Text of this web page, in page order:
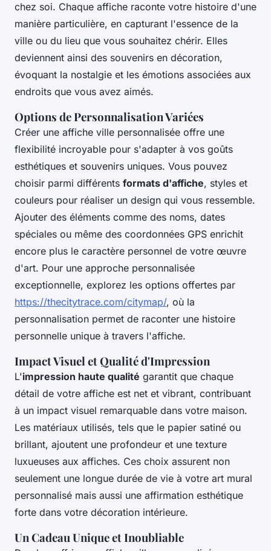
chez soi. Chaque affiche raconte votre histoire d'une
manière particulière, en capturant l'essence de la
ville ou du lieu que vous souhaitez chérir. Elles
deviennent ainsi des souvenirs en décoration,
évoquant la nostalgie et les émotions associées aux
endroits que vous avez aimés.
Options de Personnalisation Variées
Créer une affiche ville personnalisée offre une
flexibilité incroyable pour s'adapter à vos goûts
esthétiques et souvenirs uniques. Vous pouvez
choisir parmi différents formats d'affiche, styles et
couleurs pour réaliser un design qui vous ressemble.
Ajouter des éléments comme des noms, dates
spéciales ou même des coordonnées GPS enrichit
encore plus le caractère personnel de votre œuvre
d'art. Pour une approche personnalisée
exceptionnelle, explorez les options offertes par
https://thecitytrace.com/citymap/, où la
personnalisation permet de raconter une histoire
personnelle unique à travers l'affiche.
Impact Visuel et Qualité d'Impression
L'impression haute qualité garantit que chaque
détail de votre affiche est net et vibrant, contribuant
à un impact visuel remarquable dans votre maison.
Les matériaux utilisés, tels que le papier satiné ou
brillant, ajoutent une profondeur et une texture
luxueuses aux affiches. Ces choix assurent non
seulement une longue durée de vie à votre art mural
personnalisé mais aussi une affirmation esthétique
forte dans votre décoration intérieure.
Un Cadeau Unique et Inoubliable